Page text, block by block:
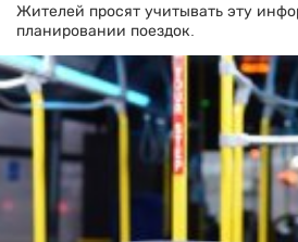
Жителей просят учитывать эту
планировании поездок.